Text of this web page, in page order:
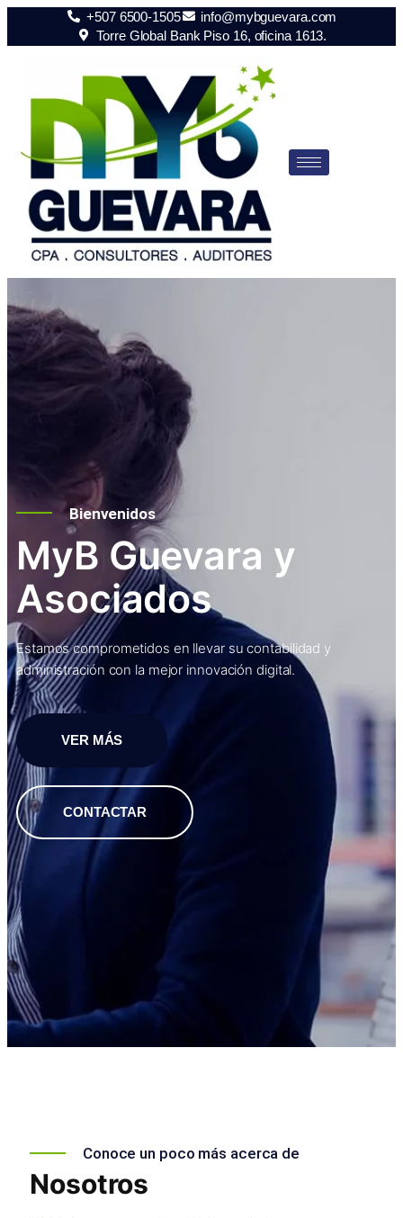
+507 6500-1505
info@mybguevara.com
Torre Global Bank Piso 16, oficina 1613.
Bienvenidos
MyB Guevara y
Asociados
Estamos comprometidos en llevar su contabilidad y
administración con la mejor innovación digital.
VER MÁS
CONTACTAR
Conoce un poco más acerca de
Nosotros